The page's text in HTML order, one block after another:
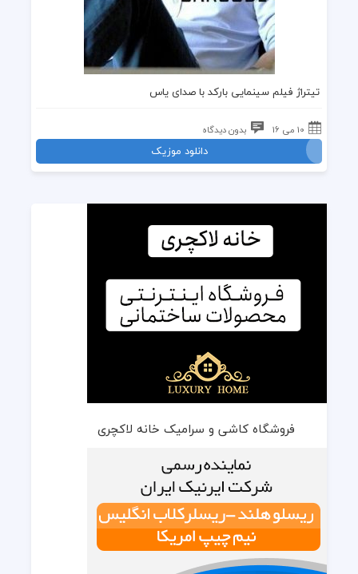
تیتراژ فیلم سینمایی بارکد با صدای یاس
10 می 16 بدون دیدگاه
دانلود موزیک
فروشگاه کاشی و سرامیک خانه لاکچری